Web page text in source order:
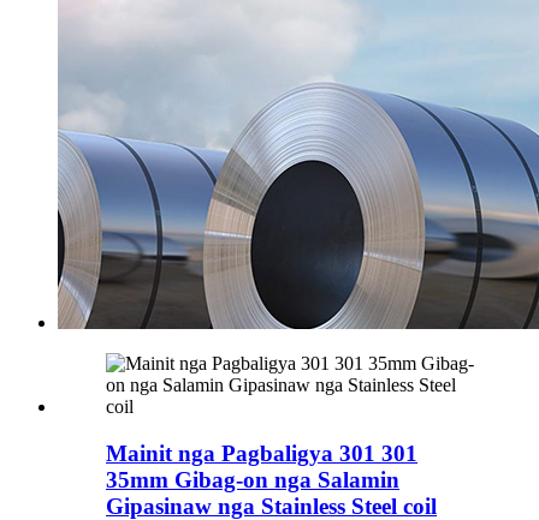
Mainit nga Pagbaligya 301 301
35mm Gibag-on nga Salamin
Gipasinaw nga Stainless Steel coil